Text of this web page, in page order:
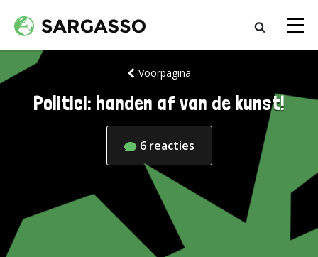
Voorpagina
Politici: handen af van de kunst!
6 reacties